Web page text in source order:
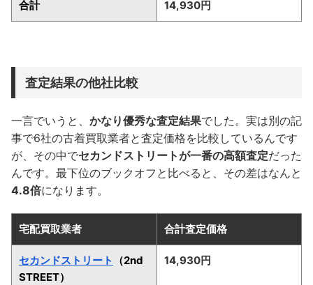
合計 14,930円
査定結果の他社比較
一言でいうと、 かなり優秀な査定結果でした。実は別の記
事で6社の古着買取業者と査定価格を比較しているんです
が、その中でセカンドストリートが一番の高額査定だった
んです。最下位のブックオフと比べると、その差はなんと
4.8倍になります。
宅配買取業者 合計査定価格
セカンドストリート
（2nd
STREET）
14,930円